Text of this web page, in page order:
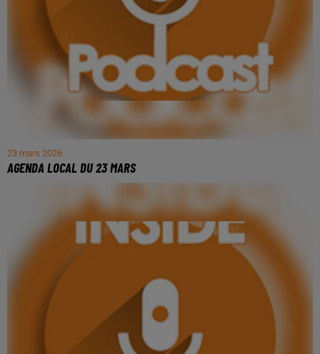
23 mars 2026
AGENDA LOCAL DU 23 MARS